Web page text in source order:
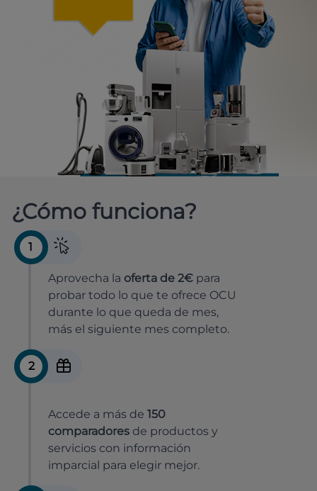
¿Cómo funciona?
1
Aprovecha la oferta de 2€ para
probar todo lo que te ofrece OCU
durante lo que queda de mes,
más el siguiente mes completo.
2
Accede a más de 150
comparadores de productos y
servicios con información
imparcial para elegir mejor.